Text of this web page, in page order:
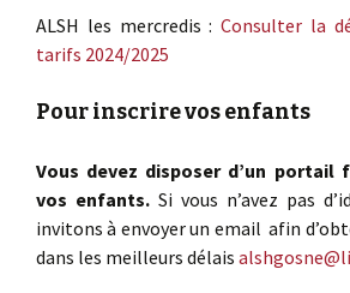
ALSH les mercredis : Consulter la
tarifs 2024/2025
Pour inscrire vos enfants
Vous devez disposer d’un portail
vos enfants. Si vous n’avez pas
invitons à envoyer un email afin
dans les meilleurs délais